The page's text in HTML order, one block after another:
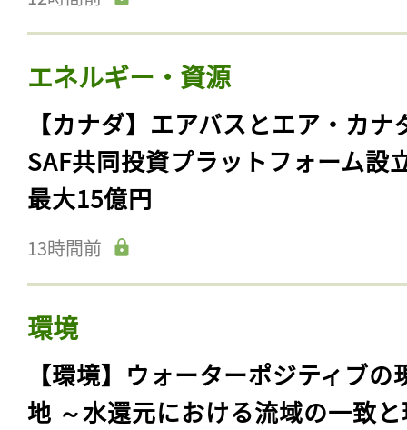
エネルギー・資源
【カナダ】エアバスとエア・カナ
SAF共同投資プラットフォーム設
最大15億円
13時間前
環境
【環境】ウォーターポジティブの
地 ～水還元における流域の一致